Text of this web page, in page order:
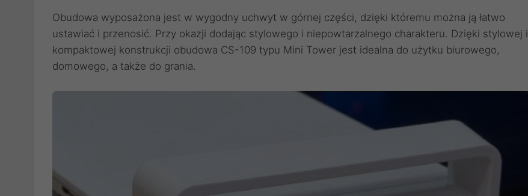
Obudowa wyposażona jest w wygodny uchwyt w górnej części, dzięki któremu można ją łatwo
ustawiać i przenosić. Przy okazji dodając stylowego i niepowtarzalnego charakteru. Dzięki stylowej i
kompaktowej konstrukcji obudowa CS-109 typu Mini Tower jest idealna do użytku biurowego,
domowego, a także do grania.